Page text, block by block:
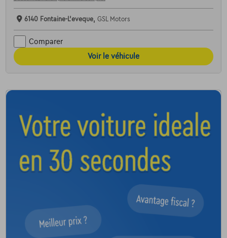
6140 Fontaine-L'eveque, GSL Motors
Comparer
Voir le véhicule